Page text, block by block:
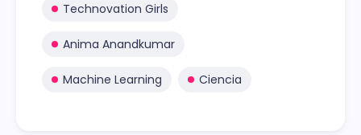
Technovation Girls
Anima Anandkumar
Machine Learning Ciencia